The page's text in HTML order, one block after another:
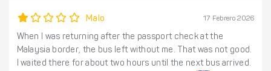
Malo 17 Febrero 2026
When I was returning after the passport check at the
Malaysia border, the bus left without me. That was not good.
I waited there for about two hours until the next bus arrived.